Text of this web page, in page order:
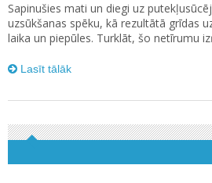
Sapinušies mati un diegi uz
uzsūkšanas spēku, kā rezultātā grīdas
laika un piepūles. Turklāt, šo netīrumu
Lasīt tālāk